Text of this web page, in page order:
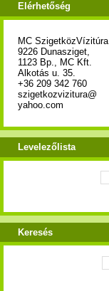
Elérhetőség
MC SzigetközVízitúra
9226 Dunasziget,
1123 Bp., MC Kft.
Alkotás u. 35.
+36 209 342 760
szigetkozvizitura@
yahoo.com
Levelezőlista
Keresés